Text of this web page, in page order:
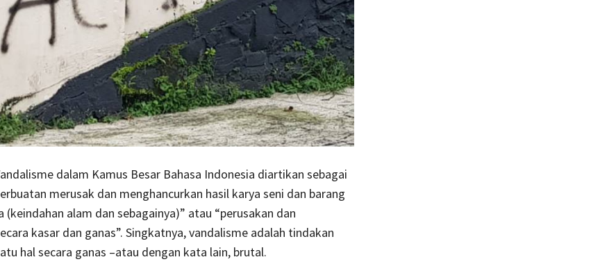
dalam Kamus Besar Bahasa Indonesia diartikan sebagai
merusak dan menghancurkan hasil karya seni dan barang
(keindahan alam dan sebagainya)” atau “perusakan dan
kasar dan ganas”. Singkatnya, vandalisme adalah tindakan
hal secara ganas –atau dengan kata lain, brutal.